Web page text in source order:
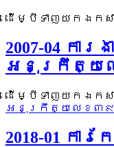
ដើម្បីទាញយកឯកសា
2007-04
អនុក្រឹត្យ
ដើម្បីទាញយកឯកសា
អនុក្រឹត្យលេខ៣៩
2018-01 ក